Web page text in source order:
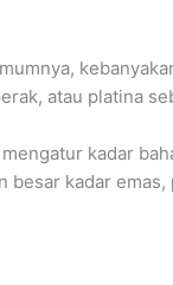
atau platina
kadar
besar kadar